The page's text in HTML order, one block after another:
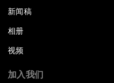
新闻稿
相册
视频
加入我们